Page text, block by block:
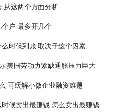
从这两个方面分析
户 最多开几个
时候到账 取决于这个因素
美国劳动力紧缺通胀压力巨大
可缓解小微企业融资难题
候卖出最赚钱 怎么卖出最赚钱